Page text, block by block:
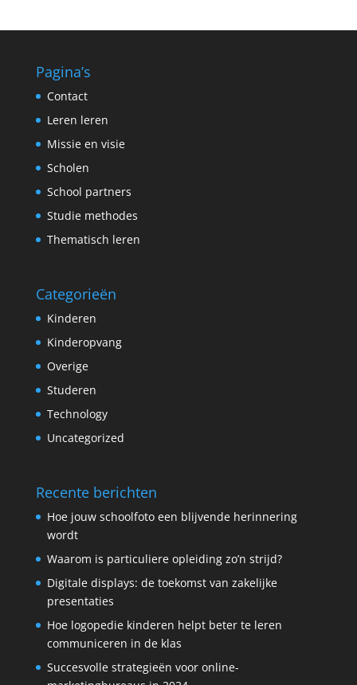
Pagina’s
Contact
Leren leren
Missie en visie
Scholen
School partners
Studie methodes
Thematisch leren
Categorieën
Kinderen
Kinderopvang
Overige
Studeren
Technology
Uncategorized
Recente berichten
Hoe jouw schoolfoto een blijvende herinnering
wordt
Waarom is particuliere opleiding zo’n strijd?
Digitale displays: de toekomst van zakelijke
presentaties
Hoe logopedie kinderen helpt beter te leren
communiceren in de klas
Succesvolle strategieën voor online-